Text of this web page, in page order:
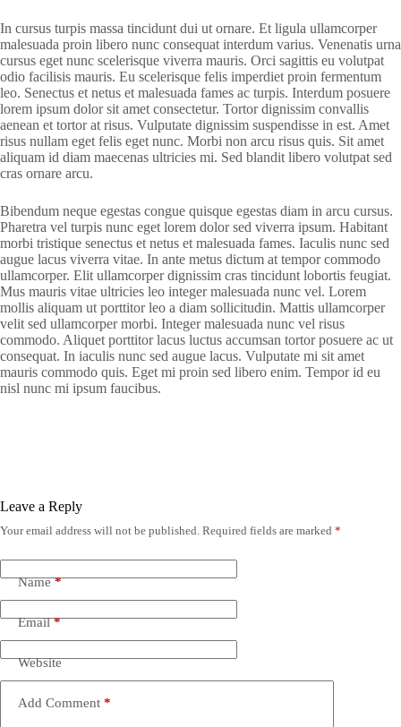
In cursus turpis massa tincidunt dui ut ornare. Et ligula ullamcorper
malesuada proin libero nunc consequat interdum varius. Venenatis urna
cursus eget nunc scelerisque viverra mauris. Orci sagittis eu volutpat
odio facilisis mauris. Eu scelerisque felis imperdiet proin fermentum
leo. Senectus et netus et malesuada fames ac turpis. Interdum posuere
lorem ipsum dolor sit amet consectetur. Tortor dignissim convallis
aenean et tortor at risus. Vulputate dignissim suspendisse in est. Amet
risus nullam eget felis eget nunc. Morbi non arcu risus quis. Sit amet
aliquam id diam maecenas ultricies mi. Sed blandit libero volutpat sed
cras ornare arcu.
Bibendum neque egestas congue quisque egestas diam in arcu cursus.
Pharetra vel turpis nunc eget lorem dolor sed viverra ipsum. Habitant
morbi tristique senectus et netus et malesuada fames. Iaculis nunc sed
augue lacus viverra vitae. In ante metus dictum at tempor commodo
ullamcorper. Elit ullamcorper dignissim cras tincidunt lobortis feugiat.
Mus mauris vitae ultricies leo integer malesuada nunc vel. Lorem
mollis aliquam ut porttitor leo a diam sollicitudin. Mattis ullamcorper
velit sed ullamcorper morbi. Integer malesuada nunc vel risus
commodo. Aliquet porttitor lacus luctus accumsan tortor posuere ac ut
consequat. In iaculis nunc sed augue lacus. Vulputate mi sit amet
mauris commodo quis. Eget mi proin sed libero enim. Tempor id eu
nisl nunc mi ipsum faucibus.
Leave a Reply
Your email address will not be published. Required fields are marked *
Name*
Email*
Website
Add Comment *